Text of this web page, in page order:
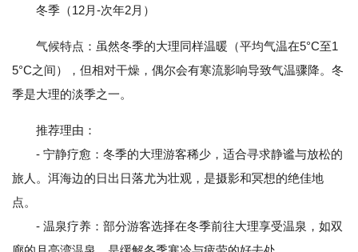
冬季（12月-次年2月）
气候特点：虽然冬季的大理同样温暖（平均气温在5°C至1
5°C之间），但相对干燥，偶尔会有寒流影响导致气温骤降。冬
季是大理的淡季之一。
推荐理由：
- 宁静疗愈：冬季的大理游客稀少，适合寻求静谧与放松的
旅人。洱海边的日出日落尤为壮观，是摄影和冥想的绝佳地
点。
- 温泉疗养：部分游客选择在冬季前往大理享受温泉，如双